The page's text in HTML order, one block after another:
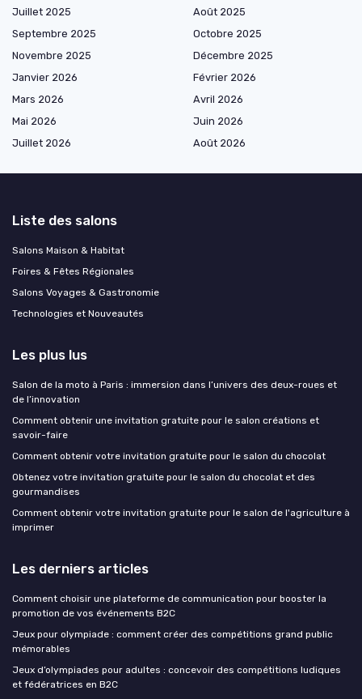
Juillet 2025
Août 2025
Septembre 2025
Octobre 2025
Novembre 2025
Décembre 2025
Janvier 2026
Février 2026
Mars 2026
Avril 2026
Mai 2026
Juin 2026
Juillet 2026
Août 2026
Liste des salons
Salons Maison & Habitat
Foires & Fêtes Régionales
Salons Voyages & Gastronomie
Technologies et Nouveautés
Les plus lus
Salon de la moto à Paris : immersion dans l’univers des deux-roues et
de l’innovation
Comment obtenir une invitation gratuite pour le salon créations et
savoir-faire
Comment obtenir votre invitation gratuite pour le salon du chocolat
Obtenez votre invitation gratuite pour le salon du chocolat et des
gourmandises
Comment obtenir votre invitation gratuite pour le salon de l'agriculture à
imprimer
Les derniers articles
Comment choisir une plateforme de communication pour booster la
promotion de vos événements B2C
Jeux pour olympiade : comment créer des compétitions grand public
mémorables
Jeux d’olympiades pour adultes : concevoir des compétitions ludiques
et fédératrices en B2C